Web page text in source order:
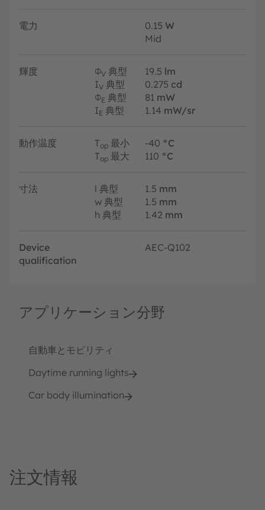
電力 0.15 W
Mid
輝度 ΦV 典型 19.5 lm
IV 典型 0.275 cd
ΦE 典型 81 mW
IE 典型 1.14 mW/sr
動作温度 Top 最小 -40 °C
Top 最大 110 °C
寸法 l 典型 1.5 mm
w 典型 1.5 mm
h 典型 1.42 mm
Device
qualification
AEC-Q102
アプリケーション分野
自動車とモビリティ
Daytime running lights
Car body illumination
注文情報